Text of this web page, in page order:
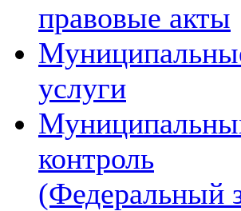
правовые акты
услуги
контроль
(Федеральный